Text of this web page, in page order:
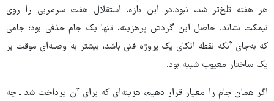
هر هفته تلخ‌تر شد، نبود.در این بازه، استقلال هفت سرمربی را روی
نیمکت نشاند. حاصل این گردش پرهزینه، تنها یک جام حذفی بود؛ جامی
که به‌جای آنکه نقطه اتکای یک پروژه فنی باشد، بیشتر به وصله‌ای موقت بر
یک ساختار معیوب شبیه بود.
اگر همان جام را معیار قرار دهیم، هزینه‌ای که برای آن پرداخت شد ـ چه